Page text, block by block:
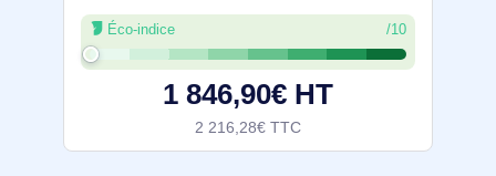
3.5", Vitesse de lecture: 810 Mo/s, Vitesse
d'écriture: 635 Mo/s, Taux de transfert des
données: 12 Gbit/s, composant pour:
Éco-indice /10
1 846,90€ HT
2 216,28€ TTC